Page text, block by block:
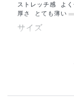
ストレッチ感
よ
厚さ
とても薄い
サイズ